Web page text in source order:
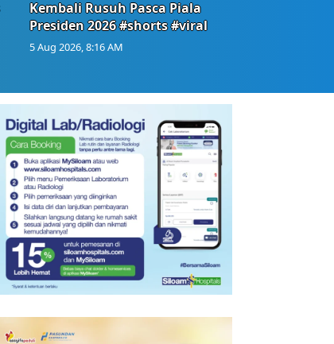
Kembali Rusuh Pasca Piala
Presiden 2026 #shorts #viral
5 Aug 2026, 8:16 AM